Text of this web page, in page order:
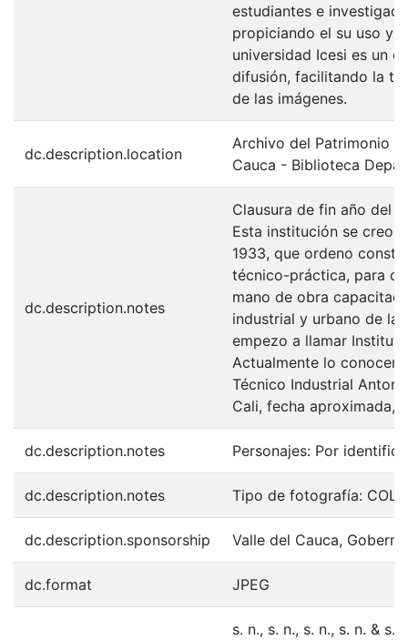
estudiantes e
propiciando el su uso y
universidad Icesi es un
difusión, facilitando la
de las imágenes.
dc.description.location
Archivo del Patrimonio
Cauca - Biblioteca
dc.description.notes
Clausura de fin año del
Esta institución se creo
1933, que ordeno
técnico-práctica, para
mano de obra
industrial y urbano de la
empezo a llamar
Actualmente lo
Técnico Industrial
Cali, fecha aproximada,
dc.description.notes Personajes: Por
dc.description.notes Tipo de fotografía:
dc.description.sponsorship Valle del Cauca,
dc.format JPEG
s. n., s. n., s. n., s. n. &